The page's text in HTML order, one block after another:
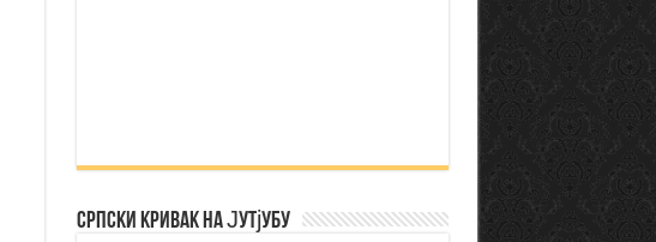
Српски Кривак на Јутјубу